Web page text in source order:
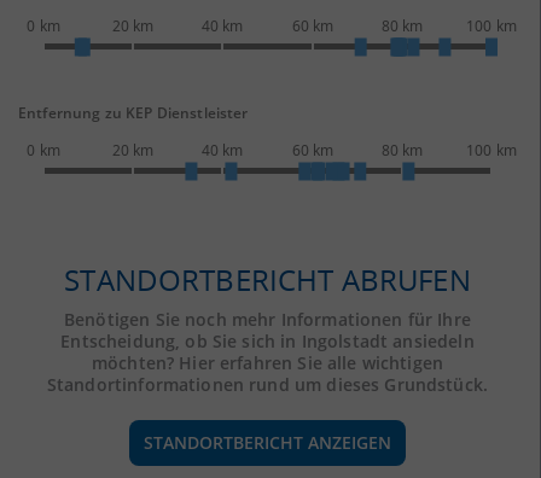
0 km
20 km 40 km 60 km 80 km 100 km
Entfernung zu KEP Dienstleister
0 km
20 km 40 km 60 km 80 km 100 km
STANDORTBERICHT ABRUFEN
Benötigen Sie noch mehr Informationen für Ihre
Entscheidung, ob Sie sich in Ingolstadt ansiedeln
möchten? Hier erfahren Sie alle wichtigen
Standortinformationen rund um dieses Grundstück.
STANDORTBERICHT ANZEIGEN